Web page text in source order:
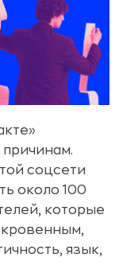
соцсети
около 100
которые
язык,